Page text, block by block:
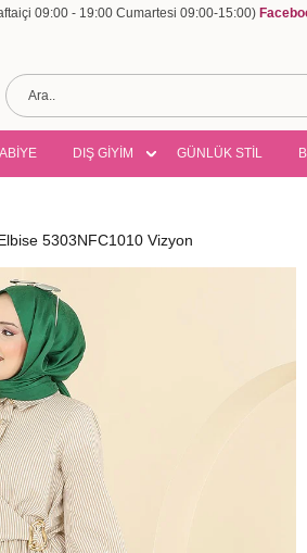
09:00 - 19:00 Cumartesi 09:00-15:00)
ABİYE DIŞ GİYİM GÜNLÜK STİL
5303NFC1010 Vizyon